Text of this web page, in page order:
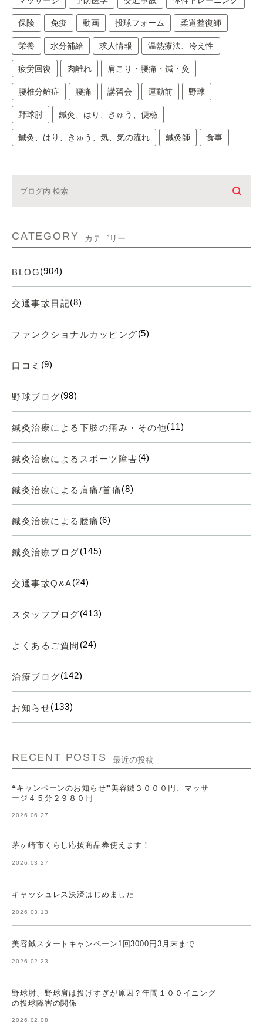
保険 免疫 動画 投球フォーム 柔道整復師
栄養 水分補給 求人情報 温熱療法、冷え性
疲労回復 肉離れ 肩こり・腰痛・鍼・灸
腰椎分離症 腰痛 講習会 運動前 野球
野球肘 鍼灸、はり、きゅう、便秘
鍼灸、はり、きゅう、気、気の流れ 鍼灸師 食事
CATEGORY カテゴリー
BLOG(904)
交通事故日記(8)
ファンクショナルカッピング(5)
口コミ (9)
野球ブログ(98)
鍼灸治療による下肢の痛み・その他(11)
鍼灸治療によるスポーツ障害(4)
鍼灸治療による肩痛/首痛(8)
鍼灸治療による腰痛 (6)
鍼灸治療ブログ(145)
交通事故Q&A(24)
スタッフブログ(413)
よくあるご質問 (24)
治療ブログ(142)
お知らせ(133)
RECENT POSTS 最近の投稿
❝キャンペーンのお知らせ❞美容鍼３０００円、マッサ
ージ４５分２９８０円
2026.06.27
茅ヶ崎市くらし応援商品券使えます！
2026.03.27
キャッシュレス決済はじめました
2026.03.13
美容鍼スタートキャンペーン1回3000円3月末まで
2026.02.23
野球肘、野球肩は投げすぎが原因？年間１００イニング
の投球障害の関係
2026.02.08